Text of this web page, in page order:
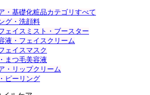
・基礎化粧品カテゴリすべて
グ・洗顔料
ェイスミスト・ブースター
液・フェイスクリーム
ェイスマスク
まつ毛美容液
・リップクリーム
ピーリング